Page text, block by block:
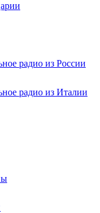
радио из России
радио из Италии